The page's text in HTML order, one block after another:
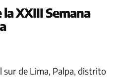
XXIII Semana
de Lima, Palpa, distrito